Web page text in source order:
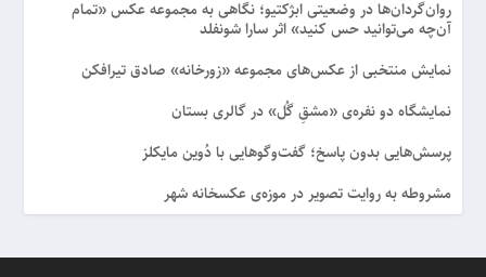
روان‌گردان‌ها در وضعیتی ابژکتیو؛ نگاهی به مجموعه عکس «تمام
آن‌چه می‌توانید حس کنید» اثر سارا شونفلد
نمایش منتخبی از عکس‌های مجموعه «زورخانه» صادق تیرافکن
نمایشگاه دو نفره‌ی «مشقِ گُل» در گالری بستان
پرسش‌هایی بدون پاسخ؛ گفت‌وگوهایی با دُوین مایکلز
مشروطه به روایت تصویر در موزه‌ی عکسخانه شهر